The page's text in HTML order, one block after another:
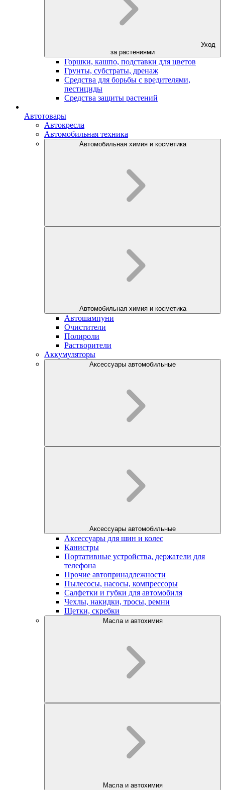
Уход
за растениями
Горшки, кашпо, подставки для цветов
Грунты, субстраты, дренаж
Средства для борьбы с вредителями,
пестициды
Средства защиты растений
Автотовары
Автокресла
Автомобильная техника
Автомобильная химия и косметика
Автомобильная химия и косметика
Автошампуни
Очистители
Полироли
Растворители
Аккумуляторы
Аксессуары автомобильные
Аксессуары автомобильные
Аксессуары для шин и колес
Канистры
Портативные устройства, держатели для
телефона
Прочие автопринадлежности
Пылесосы, насосы, компрессоры
Салфетки и губки для автомобиля
Чехлы, накидки, тросы, ремни
Щетки, скребки
Масла и автохимия
Масла и автохимия